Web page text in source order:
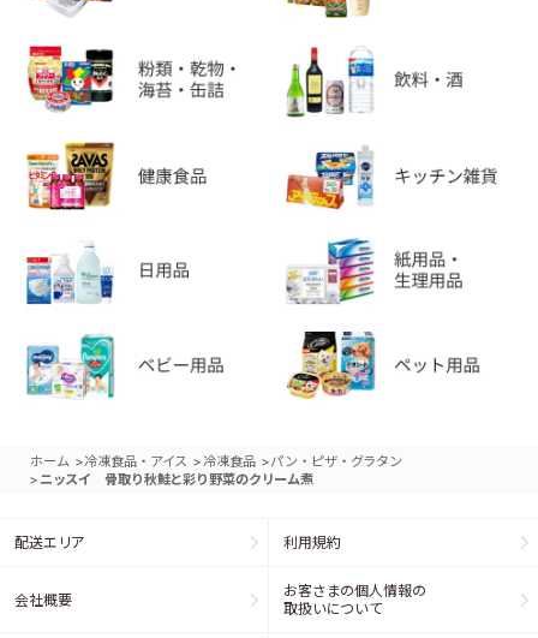
ホーム >冷凍食品・アイス > 冷凍食品 >パン・ピザ・グラタン
> ニッスイ 骨取り秋鮭と彩り野菜のクリーム煮
配送エリア 利用規約
会社概要
お客さまの個人情報の
取扱いについて